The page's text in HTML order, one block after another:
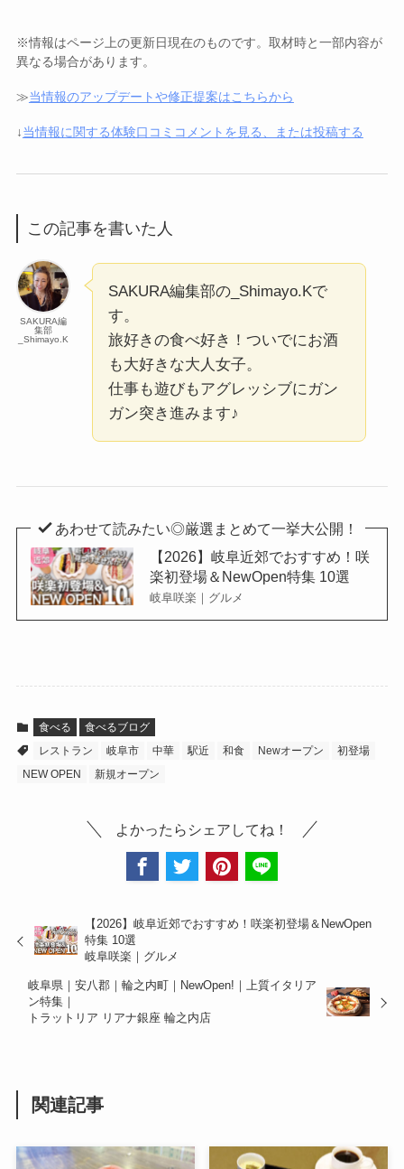
※情報はページ上の更新日現在のものです。取材時と一部内容が
異なる場合があります。
≫当情報のアップデートや修正提案はこちらから
↓当情報に関する体験口コミコメントを見る、または投稿する
この記事を書いた人
SAKURA編
集部
_Shimayo.K
SAKURA編集部の_Shimayo.Kで
す。
旅好きの食べ好き！ついでにお酒
も大好きな大人女子。
仕事も遊びもアグレッシブにガン
ガン突き進みます♪
あわせて読みたい◎厳選まとめて一挙大公開！
【2026】岐阜近郊でおすすめ！咲
楽初登場＆NewOpen特集 10選
岐阜咲楽｜グルメ
食べる
食べるブログ
レストラン
岐阜市 中華 駅近 和食 Newオープン
初登場
NEW OPEN
新規オープン
よかったらシェアしてね！
【2026】岐阜近郊でおすすめ！咲楽初登場＆NewOpen
特集 10選
岐阜咲楽｜グルメ
岐阜県｜安八郡｜輪之内町｜NewOpen!｜上質イタリア
ン特集｜
トラットリア リアナ銀座 輪之内店
関連記事